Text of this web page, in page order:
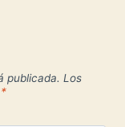
publicada. Los
*